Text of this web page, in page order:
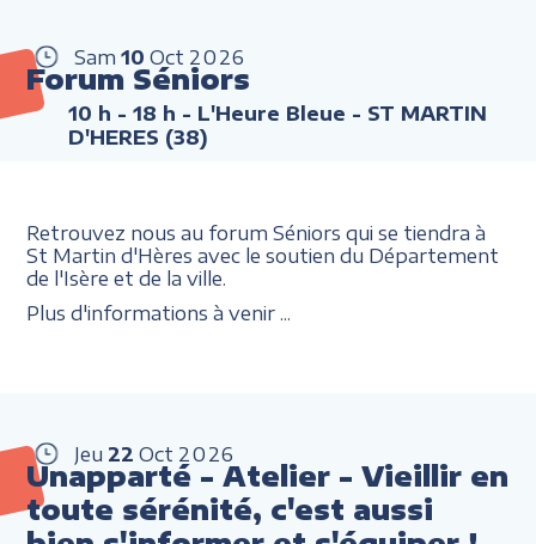
Sam 10 Oct 2026
Forum Séniors
10 h - 18 h - L'Heure Bleue - ST MARTIN
D'HERES (38)
Retrouvez nous au forum Séniors qui se tiendra à
St Martin d'Hères avec le soutien du Département
de l'Isère et de la ville.
Plus d'informations à venir ...
Jeu 22 Oct 2026
Unapparté - Atelier - Vieillir en
toute sérénité, c'est aussi